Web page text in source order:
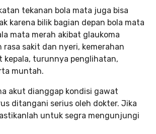
tekanan bola mata juga bisa
karena bilik bagian depan bola mata
mata merah akibat glaukoma
rasa sakit dan nyeri, kemerahan
kepala, turunnya penglihatan,
muntah.
akut dianggap kondisi gawat
ditangani serius oleh dokter. Jika
untuk segra mengunjungi